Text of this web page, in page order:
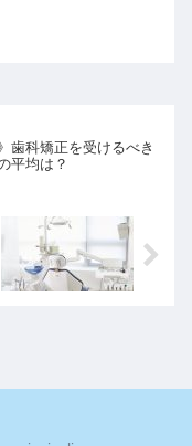
歯科矯正を受けるべき
平均は？